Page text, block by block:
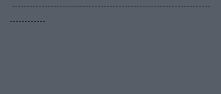
-------------------------------------------------------------------
------------